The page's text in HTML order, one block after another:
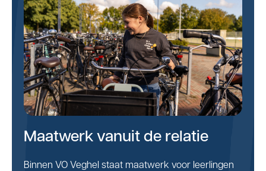
Maatwerk vanuit de relatie
Binnen VO Veghel staat maatwerk voor leerlingen